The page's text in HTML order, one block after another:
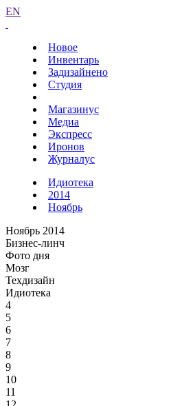
EN
Новое
Инвентарь
Задизайнено
Студия
Магазинус
Медиа
Экспресс
Иронов
Журналус
Идиотека
2014
Ноябрь
Ноябрь 2014
Бизнес-линч
Фото дня
Мозг
Техдизайн
Идиотека
4
5
6
7
8
9
10
11